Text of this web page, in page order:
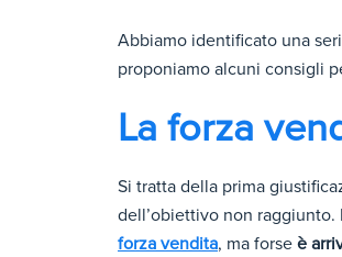
Abbiamo identificato una
proponiamo alcuni consigli
La forza
Si tratta della prima
dell’obiettivo non raggiunto.
forza vendita, ma forse è